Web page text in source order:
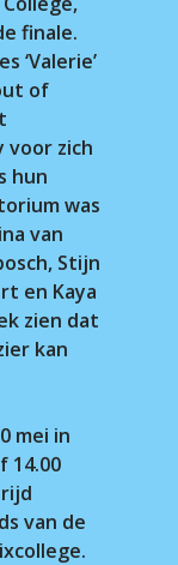
finale.
‘Valerie’
of
voor zich
hun
was
van
Stijn
en Kaya
zien dat
kan
mei in
14.00
van de